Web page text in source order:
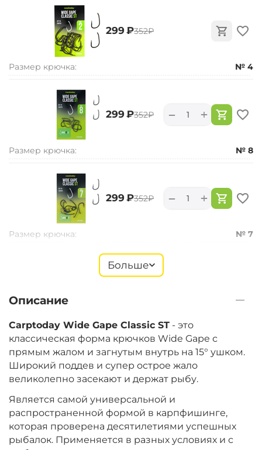
‍299‍ ₽‍352‍₽
Размер крючка: № 4
‍299‍ ₽‍352‍₽ +
−
Размер крючка: № 8
‍299‍ ₽‍352‍₽ +
−
Размер крючка: № 7
‍299‍ ₽ ‍352‍₽
Размер крючка:
Больше
Описание
Carptoday Wide Gape Classic ST - это
классическая форма крючков Wide Gape с
прямым жалом и загнутым внутрь на 15° ушком.
Широкий поддев и супер острое жало
великолепно засекают и держат рыбу.
Является самой универсальной и
распространенной формой в карпфишинге,
которая проверена десятилетиями успешных
рыбалок. Применяется в разных условиях и с